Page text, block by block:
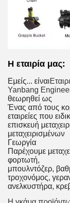
Η εταιρία μας:
Εμείς... είναι
Yanbang
θεωρηθεί ως
Ένας από τους
εταιρείες που
επισκευή
μεταχειρισμένων
Γεωργία
Παρέχουμε
φορτωτή,
μπουλντόζερ,
τροχονόμος,
ανελκυστήρα,